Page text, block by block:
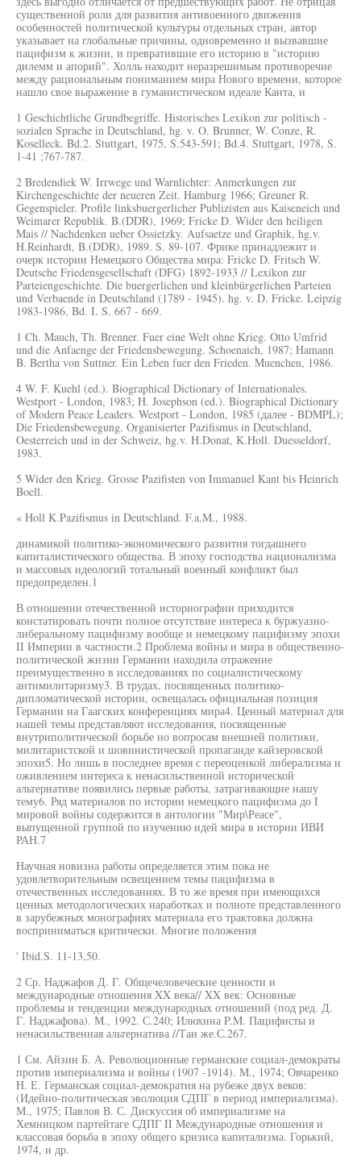
существенной роли для развития антивоенного движения
особенностей политической культуры отдельных стран, автор
указывает на глобальные причины, одновременно и вызвавшие
пацифизм к жизни, и превратившие его историю в "историю
дилемм и апорий". Холль находит неразрешимым противоречие
между рациональным пониманием мира Нового времени, которое
нашло свое выражение в гуманистическом идеале Канта, и
1 Geschichtliche Grundbegriffe. Historisches Lexikon zur politisch -
sozialen Sprache in Deutschland, hg. v. O. Brunner, W. Conze, R.
Koselleck. Bd.2. Stuttgart, 1975, S.543-591; Bd.4. Stuttgart, 1978, S.
1-41 ;767-787.
2 Bredendiek W. Irrwege und Warnlichter: Anmerkungen zur
Kirchengeschichte der neueren Zeit. Hamburg 1966; Greuner R.
Gegenspieler. Profile linksbuergerlicher Publizisten aus Kaiseneich und
Weimarer Republik. B.(DDR), 1969; Fricke D. Wider den heiligen
Mais // Nachdenken ueber Ossietzky. Aufsaetze und Graphik, hg.v.
H.Reinhardt, B.(DDR), 1989. S. 89-107. Фрике принадлежит и
очерк истории Немецкого Общества мира: Fricke D. Fritsch W.
Deutsche Friedensgesellschaft (DFG) 1892-1933 // Lexikon zur
Parteiengeschichte. Die buergerlichen und kleinbürgerlichen Parteien
und Verbaende in Deutschland (1789 - 1945). hg. v. D. Fricke. Leipzig
1983-1986, Bd. I. S. 667 - 669.
1 Ch. Mauch, Th. Brenner. Fuer eine Welt ohne Krieg. Otto Umfrid
und die Anfaenge der Friedensbewegung. Schoenaich, 1987; Hamann
B. Bertha von Suttner. Ein Leben fuer den Frieden. Muenchen, 1986.
4 W. F. Kuehl (ed.). Biographical Dictionary of Internationales.
Westport - London, 1983; H. Josephson (ed.). Biographical Dictionary
of Modern Peace Leaders. Westport - London, 1985 (далее - BDMPL);
Die Friedensbewegung. Organisierter Pazifismus in Deutschland,
Oesterreich und in der Schweiz, hg.v. H.Donat, K.Holl. Duesseldorf,
1983.
5 Wider den Krieg. Grosse Pazifisten von Immanuel Kant bis Heinrich
Boell.
« Holl K.Pazifismus in Deutschland. F.a.M., 1988.
динамикой политико-экономического развития тогдашнего
капиталистического общества. В эпоху господства национализма
и массовых идеологий тотальный военный конфликт был
предопределен.1
В отношении отечественной историографии приходится
констатировать почти полное отсутствие интереса к буржуазно-
либеральному пацифизму вообще и немецкому пацифизму эпохи
II Империи в частности.2 Проблема войны и мира в общественно-
политической жизни Германии находила отражение
преимущественно в исследованиях по социалистическому
антимилитаризму3. В трудах, посвященных политико-
дипломатической истории, освещалась официальная позиция
Германии на Гаагских конференциях мира4. Ценный материал для
нашей темы представляют исследования, посвященные
внутриполитической борьбе но вопросам внешней политики,
милитаристской и шовинистической пропаганде кайзеровской
эпохи5. Но лишь в последнее время с переоценкой либерализма и
оживлением интереса к ненасильственной исторической
альтернативе появились первые работы, затрагивающие нашу
тему6. Ряд материалов по истории немецкого пацифизма до I
мировой войны содержится в антологии "Мир\Реасе",
выпущенной группой по изучению идей мира в истории ИВИ
РАН.7
Научная новизна работы определяется этим пока не
удовлетворительным освещением темы пацифизма в
отечественных исследованиях. В то же время при имеющихся
ценных методологических наработках и полноте представленного
в зарубежных монографиях материала его трактовка должна
восприниматься критически. Многие положения
' Ibid.S. 11-13,50.
2 Ср. Наджафов Д. Г. Общечеловеческие ценности и
международные отношения XX века// XX век: Основные
проблемы и тенденции международных отношений (под ред. Д.
Г. Наджафова). М., 1992. С.240; Илюхина P.M. Пацифисты и
ненасильственная альтернатива //Тан же.С.267.
1 См. Айзин Б. А. Революционные германские социал-демократы
против империализма и войны (1907 -1914). М., 1974; Овчаренко
Н. Е. Германская социал-демократия на рубеже двух веков:
(Идейно-политическая эволюция СДПГ в период империализма).
М., 1975; Павлов В. С. Дискуссия об империализме на
Хемницком партейтаге СДПГ II Международные отношения и
классовая борьба в эпоху общего кризиса капитализма. Горький,
1974, и др.